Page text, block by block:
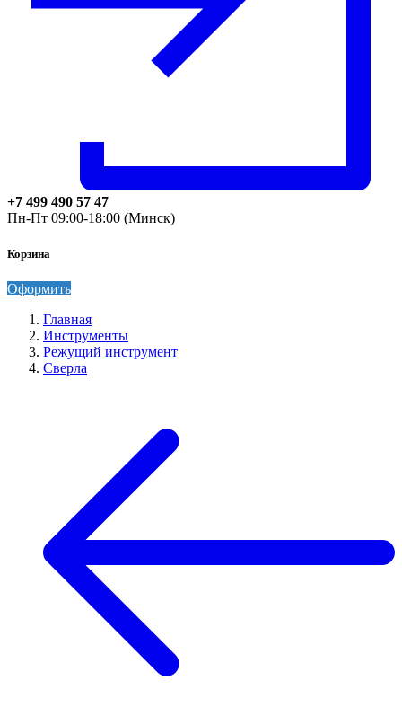
+7 499 490 57 47
Пн-Пт 09:00-18:00 (Минск)
Корзина
Оформить
Главная
Инструменты
Режущий инструмент
Сверла